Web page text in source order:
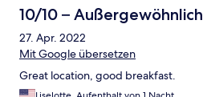
10/10 – Außergewöhnlich
27. Apr. 2022
Mit Google übersetzen
Great location, good breakfast.